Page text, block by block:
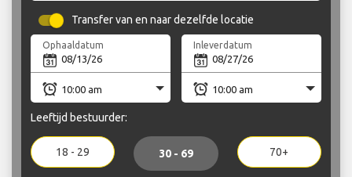
Transfer van en naar dezelfde locatie
Ophaaldatum Inleverdatum
Leeftijd bestuurder:
18 - 29 30 - 69 70+